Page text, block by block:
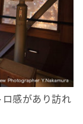
感があり訪れ